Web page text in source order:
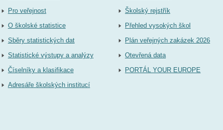
Pro veřejnost
O školské statistice
Sběry statistických dat
Statistické výstupy a analýzy
Číselníky a klasifikace
Adresáře školských institucí
Školský rejstřík
Přehled vysokých škol
Plán veřejných zakázek 2026
Otevřená data
PORTÁL YOUR EUROPE